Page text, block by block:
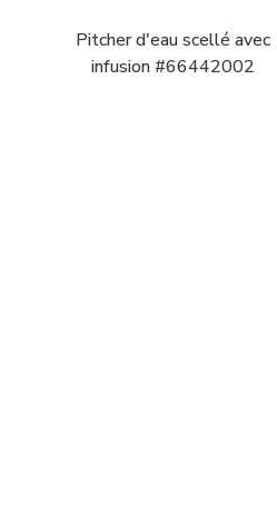
Pitcher d'eau scellé avec
infusion #66442002